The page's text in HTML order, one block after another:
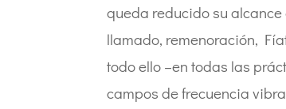
queda reducido su
llamado, remenoración,
todo ello –en todas las
campos de frecuencia